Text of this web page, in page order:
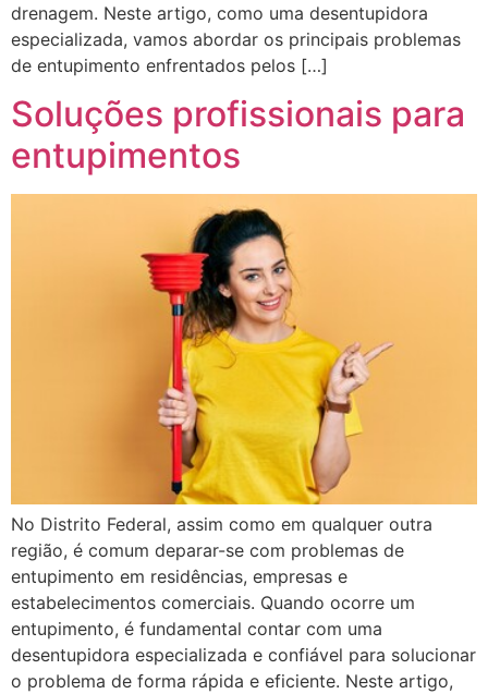
drenagem. Neste artigo, como uma desentupidora
especializada, vamos abordar os principais problemas
de entupimento enfrentados pelos […]
Soluções profissionais para
entupimentos
No Distrito Federal, assim como em qualquer outra
região, é comum deparar-se com problemas de
entupimento em residências, empresas e
estabelecimentos comerciais. Quando ocorre um
entupimento, é fundamental contar com uma
desentupidora especializada e confiável para solucionar
o problema de forma rápida e eficiente. Neste artigo,